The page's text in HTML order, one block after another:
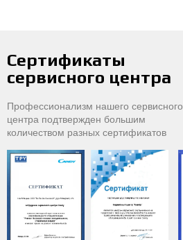
Сертификаты
сервисного центра
Профессионализм нашего сервисного
центра подтвержден большим
количеством разных сертификатов